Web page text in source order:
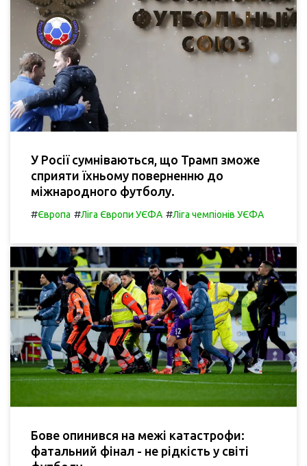
У Росії сумніваються, що Трамп зможе
сприяти їхньому поверненню до
міжнародного футболу.
#Європа #Ліга Європи УЄФА #Ліга чемпіонів УЄФА
Бове опинився на межі катастрофи:
фатальний фінал - не рідкість у світі